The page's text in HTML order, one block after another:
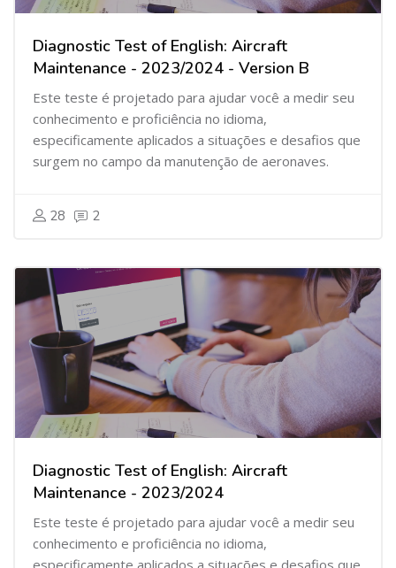
Diagnostic Test of English: Aircraft
Maintenance - 2023/2024 - Version B
Este teste é projetado para ajudar você a medir seu
conhecimento e proficiência no idioma,
especificamente aplicados a situações e desafios que
surgem no campo da manutenção de aeronaves.
28 2
Diagnostic Test of English: Aircraft
Maintenance - 2023/2024
Este teste é projetado para ajudar você a medir seu
conhecimento e proficiência no idioma,
especificamente aplicados a situações e desafios que